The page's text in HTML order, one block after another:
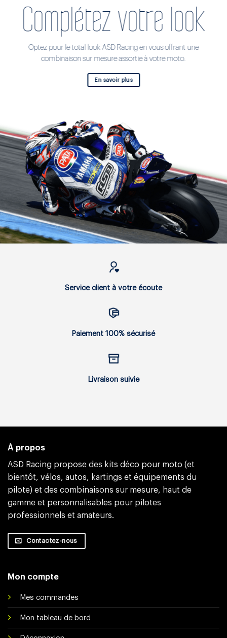
Complétez votre look
Optez pour le total look ASD Racing en vous offrant une
combinaison sur mesure assortie à votre moto.
En savoir plus
Service client à votre écoute
Paiement 100% sécurisé
Livraison suivie
À propos
ASD Racing propose des kits déco pour moto (et
bientôt, vélos, autos, kartings et équipements du
pilote) et des combinaisons sur mesure, haut de
gamme et personnalisables pour pilotes
professionnels et amateurs.
Contactez-nous
Mon compte
Mes commandes
Mon tableau de bord